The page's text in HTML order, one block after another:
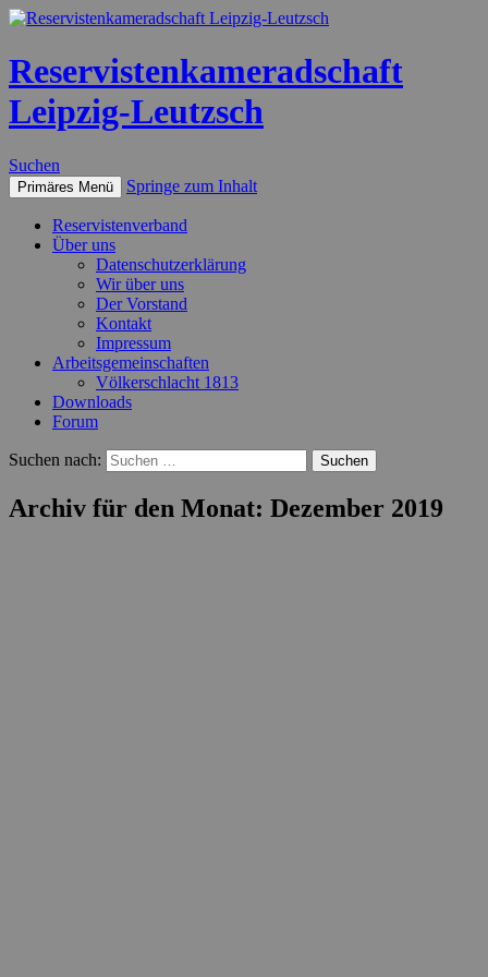
Reservistenkameradschaft
Leipzig-Leutzsch
Suchen
Primäres Menü Springe zum Inhalt
Reservistenverband
Über uns
Datenschutzerklärung
Wir über uns
Der Vorstand
Kontakt
Impressum
Arbeitsgemeinschaften
Völkerschlacht 1813
Downloads
Forum
Suchen nach:
Archiv für den Monat: Dezember 2019